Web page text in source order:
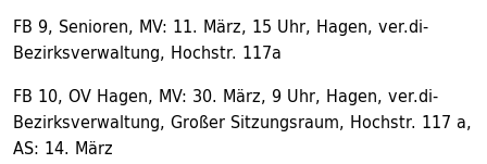
FB 9, Senioren, MV: 11. März, 15 Uhr, Hagen, ver.di-
Bezirksverwaltung, Hochstr. 117a
FB 10, OV Hagen, MV: 30. März, 9 Uhr, Hagen, ver.di-
Bezirksverwaltung, Großer Sitzungsraum, Hochstr. 117 a,
AS: 14. März